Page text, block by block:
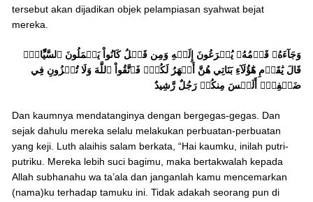
tersebut akan dijadikan objek pelampiasan syahwat bejat
mereka.
وَجَآءَهُۥ قَوۡمُهُۥ يُهۡرَعُونَ إِلَيۡهِ وَمِن قَبۡلُ كَانُواْ يَعۡمَلُونَ ٱلسَّيِّ‍َٔاتِۚ
قَالَ يَٰقَوۡمِ هَٰٓؤُلَآءِ بَنَاتِي هُنَّ أَطۡهَرُ لَكُمۡۖ فَٱتَّقُواْ ٱللَّهَ وَلَا تُخۡزُونِ فِي
ضَيۡفِيٓۖ أَلَيۡسَ مِنكُمۡ رَجُلٌ رَّشِيدٌ
Dan kaumnya mendatanginya dengan bergegas-gegas. Dan
sejak dahulu mereka selalu melakukan perbuatan-perbuatan
yang keji. Luth alaihis salam berkata, “Hai kaumku, inilah putri-
putriku. Mereka lebih suci bagimu, maka bertakwalah kepada
Allah subhanahu wa ta’ala dan janganlah kamu mencemarkan
(nama)ku terhadap tamuku ini. Tidak adakah seorang pun di